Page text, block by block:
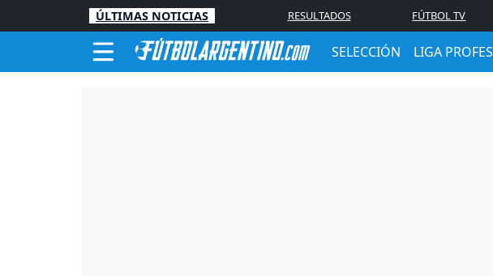
ÚLTIMAS NOTICIAS RESULTADOS FÚTBOL TV
SELECCIÓN LIGA